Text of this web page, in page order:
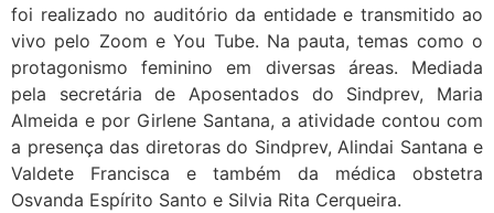
foi realizado no auditório da entidade e transmitido ao
vivo pelo Zoom e You Tube. Na pauta, temas como o
protagonismo feminino em diversas áreas. Mediada
pela secretária de Aposentados do Sindprev, Maria
Almeida e por Girlene Santana, a atividade contou com
a presença das diretoras do Sindprev, Alindai Santana e
Valdete Francisca e também da médica obstetra
Osvanda Espírito Santo e Silvia Rita Cerqueira.